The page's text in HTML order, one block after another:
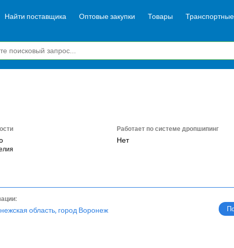
Найти поставщика Оптовые закупки Товары Транспортные
Работает по системе дропшипинг
Нет
область, город Воронеж